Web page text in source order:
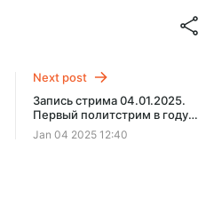
Маркарян и
SUBSCRIBENext post
Запись стрима 04.01.2025.
Первый политстрим в году
был неожиданно прерван...
Jan 04 2025 12:40